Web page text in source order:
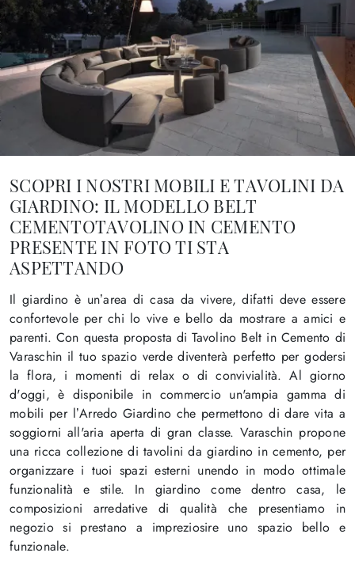
SCOPRI I NOSTRI MOBILI E TAVOLINI DA
GIARDINO: IL MODELLO BELT
CEMENTOTAVOLINO IN CEMENTO
PRESENTE IN FOTO TI STA
ASPETTANDO
Il giardino è un’area di casa da vivere, difatti deve essere
confortevole per chi lo vive e bello da mostrare a amici e
parenti. Con questa proposta di Tavolino Belt in Cemento di
Varaschin il tuo spazio verde diventerà perfetto per godersi
la flora, i momenti di relax o di convivialità. Al giorno
d'oggi, è disponibile in commercio un'ampia gamma di
mobili per l’Arredo Giardino che permettono di dare vita a
soggiorni all'aria aperta di gran classe. Varaschin propone
una ricca collezione di tavolini da giardino in cemento, per
organizzare i tuoi spazi esterni unendo in modo ottimale
funzionalità e stile. In giardino come dentro casa, le
composizioni arredative di qualità che presentiamo in
negozio si prestano a impreziosire uno spazio bello e
funzionale.